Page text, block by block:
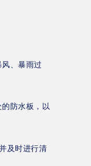
、暴雨过
防水板，以
及时进行清